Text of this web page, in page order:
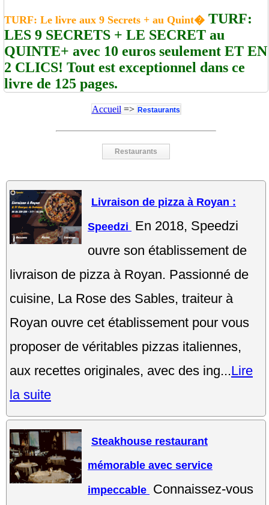
TURF: Le livre aux 9 Secrets + au Quint� TURF:
LES 9 SECRETS + LE SECRET au
QUINTE+ avec 10 euros seulement ET EN
2 CLICS! Tout est exceptionnel dans ce
livre de 125 pages.
Accueil => Restaurants
Restaurants
Livraison de pizza à Royan :
Speedzi
En 2018, Speedzi
ouvre son établissement de
livraison de pizza à Royan. Passionné de
cuisine, La Rose des Sables, traiteur à
Royan ouvre cet établissement pour vous
proposer de véritables pizzas italiennes,
aux recettes originales, avec des ing...Lire
la suite
Steakhouse restaurant
mémorable avec service
impeccable Connaissez-vous